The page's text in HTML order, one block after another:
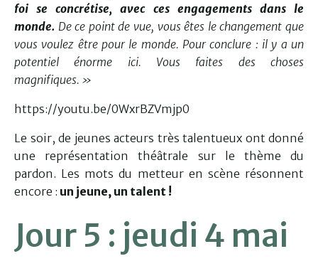
foi se concrétise, avec ces engagements dans le
monde. De ce point de vue, vous êtes le changement que
vous voulez être pour le monde. Pour conclure : il y a un
potentiel énorme ici. Vous faites des choses
magnifiques. »
https://youtu.be/0WxrBZVmjp0
Le soir, de jeunes acteurs très talentueux ont donné
une représentation théâtrale sur le thème du
pardon. Les mots du metteur en scène résonnent
encore : un jeune, un talent !
Jour 5 : jeudi 4 mai